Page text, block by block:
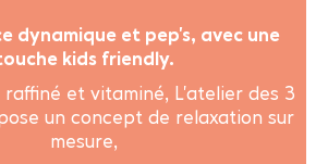
dynamique et pep's, avec une
kids friendly.
raffiné et vitaminé, L'atelier des 3
un concept de relaxation sur
mesure,